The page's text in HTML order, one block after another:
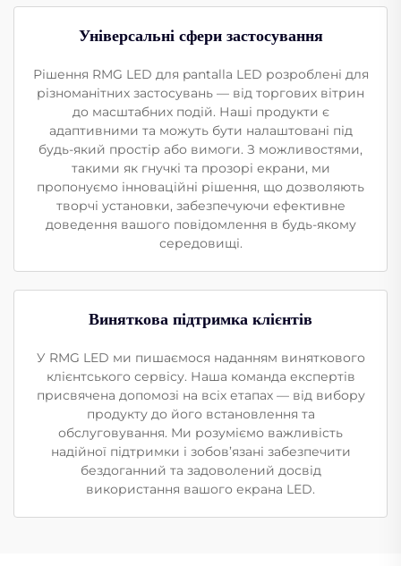
Універсальні сфери застосування
Рішення RMG LED для pantalla LED розроблені для
різноманітних застосувань — від торгових вітрин
до масштабних подій. Наші продукти є
адаптивними та можуть бути налаштовані під
будь-який простір або вимоги. З можливостями,
такими як гнучкі та прозорі екрани, ми
пропонуємо інноваційні рішення, що дозволяють
творчі установки, забезпечуючи ефективне
доведення вашого повідомлення в будь-якому
середовищі.
Виняткова підтримка клієнтів
У RMG LED ми пишаємося наданням виняткового
клієнтського сервісу. Наша команда експертів
присвячена допомозі на всіх етапах — від вибору
продукту до його встановлення та
обслуговування. Ми розуміємо важливість
надійної підтримки і зобов’язані забезпечити
бездоганний та задоволений досвід
використання вашого екрана LED.